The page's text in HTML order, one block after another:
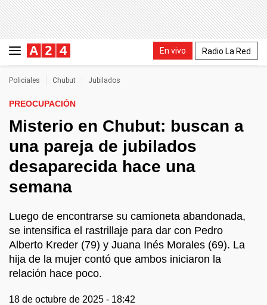
En vivo Radio La Red
Policiales Chubut Jubilados
PREOCUPACIÓN
Misterio en Chubut: buscan a
una pareja de jubilados
desaparecida hace una
semana
Luego de encontrarse su camioneta abandonada,
se intensifica el rastrillaje para dar con Pedro
Alberto Kreder (79) y Juana Inés Morales (69). La
hija de la mujer contó que ambos iniciaron la
relación hace poco.
18 de octubre de 2025 - 18:42